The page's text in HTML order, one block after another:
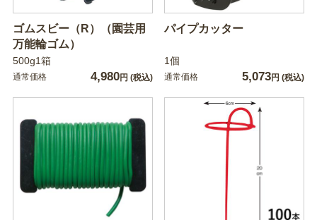
ゴムスビー（R）（園芸用
万能輪ゴム）
500g1箱
通常価格 4,980円 (税込)
パイプカッター
1個
通常価格 5,073円 (税込)